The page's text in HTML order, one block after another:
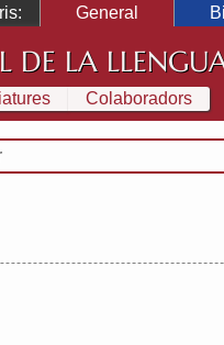
General
DE LA
Colaboradors